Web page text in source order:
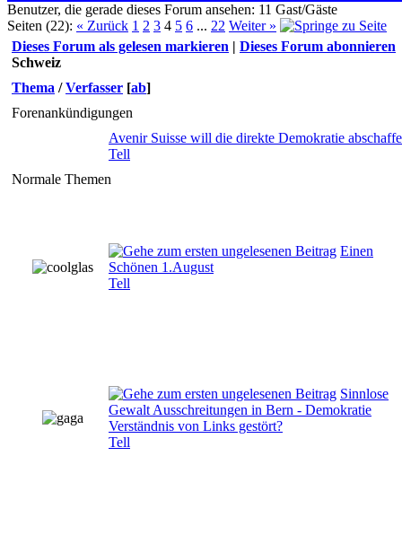
Benutzer, die gerade dieses Forum ansehen: 11 Gast/Gäste
Seiten (22): « Zurück 1 2 3 4 5 6 ... 22 Weiter »
Dieses Forum als gelesen markieren | Dieses Forum abonnieren
Schweiz
Thema /Verfasser [ab]
Forenankündigungen
Avenir Suisse will die direkte Demokratie
Tell
Normale Themen
Einen
Schönen 1.August
Tell
Sinnlose
Gewalt Ausschreitungen in Bern - Demokratie
Verständnis von Links gestört?
Tell